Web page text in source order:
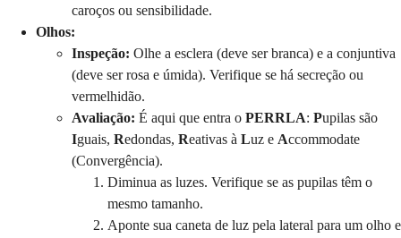
caroços ou sensibilidade.
Olhos:
Inspeção: Olhe a esclera (deve ser branca) e a conjuntiva
(deve ser rosa e úmida). Verifique se há secreção ou
vermelhidão.
Avaliação: É aqui que entra o PERRLA: Pupilas são
Iguais, Redondas, Reativas à Luz e Accommodate
(Convergência).
Diminua as luzes. Verifique se as pupilas têm o
mesmo tamanho.
Aponte sua caneta de luz pela lateral para um olho e